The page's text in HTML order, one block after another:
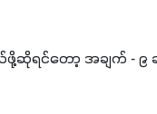
ရင်တော့ အချက် - ၉